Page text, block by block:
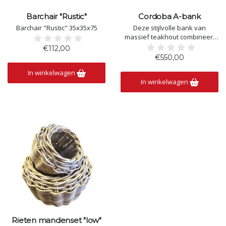
Barchair "Rustic"
Barchair "Rustic" 35x35x75
€112,00
In winkelwagen
Cordoba A-bank
Deze stijlvolle bank van
massief teakhout combineert
een strak ontwerp met
duurzame kwaliteit. De slanke
vormgeving en warme
houttinten zorgen voor een
tijdloze uitstraling die perfect
past aan een eettafel, in de hal
€550,00
In winkelwagen
Rieten mandenset "low"